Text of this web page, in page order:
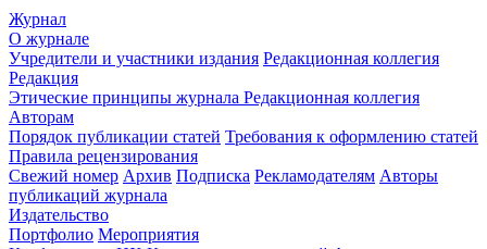
Журнал
О журнале
Учредители и участники издания Редакционная коллегия
Редакция
Этические принципы журнала Редакционная коллегия
Авторам
Порядок публикации статей Требования к оформлению статей
Правила рецензирования
Свежий номер Архив Подписка Рекламодателям Авторы
публикаций журнала
Издательство
Портфолио Мероприятия